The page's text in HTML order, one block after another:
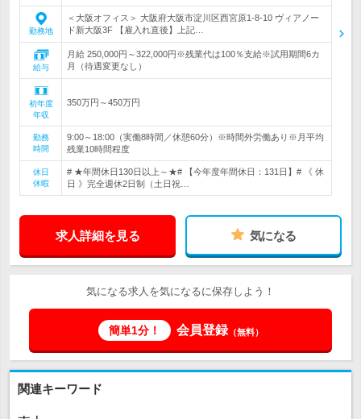
勤務地
＜大阪オフィス＞ 大阪府大阪市淀川区西宮原1-8-10 ヴィアノー
ド新大阪3F 【雇入れ直後】上記…
給与
月給 250,000円～322,000円※残業代は100％支給※試用期間6カ
月（待遇変更なし）
初年度
年収
350万円～450万円
勤務
時間
9:00～18:00（実働8時間／休憩60分）※時間外労働あり※月平均
残業10時間程度
休日
休暇
# ★年間休日130日以上～★# 【今年度年間休日：131日】# 《 休
日 》完全週休2日制（土日祝…
求人詳細を見る 気になる
気になる求人を気になるに保存しよう！
簡単1分！ 会員登録（無料）
関連キーワード